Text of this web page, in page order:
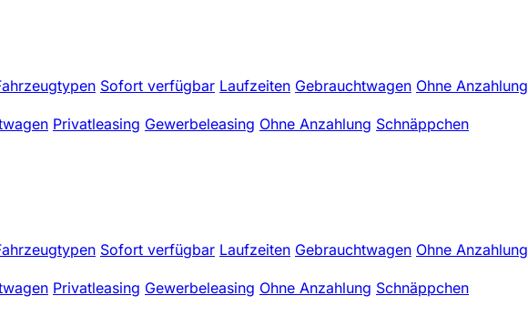
Sofort verfügbar Laufzeiten Gebrauchtwagen Ohne Anzahlung
Privatleasing Gewerbeleasing Ohne Anzahlung Schnäppchen
Sofort verfügbar Laufzeiten Gebrauchtwagen Ohne Anzahlung
Privatleasing Gewerbeleasing Ohne Anzahlung Schnäppchen